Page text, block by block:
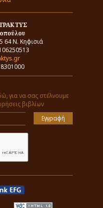
64 Ν. Κηφισιά
για να σας στέλνουμε
βιβλίων